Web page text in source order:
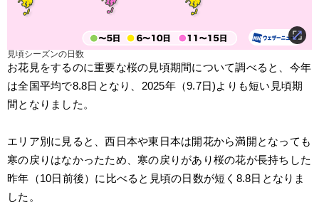
見頃シーズンの日数
お花見をするのに重要な桜の見頃期間について調べると、今年
は全国平均で8.8日となり、2025年（9.7日)よりも短い見頃期
間となりました。
エリア別に見ると、西日本や東日本は開花から満開となっても
寒の戻りはなかったため、寒の戻りがあり桜の花が長持ちした
昨年（10日前後）に比べると見頃の日数が短く8.8日となりま
した。